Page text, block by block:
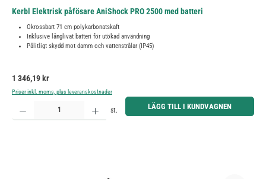
Kerbl Elektrisk påfösare AniShock PRO 2500 med batteri
Okrossbart 71 cm polykarbonatskaft
Inklusive långlivat batteri för utökad användning
Pålitligt skydd mot damm och vattenstrålar (IP45)
Ordinarie pris:
1 346,19 kr
Priser inkl. moms, plus leveranskostnader
Produktkvantitet: Ange önskat belopp eller använd knapparna för att öka eller minska kvantiteten.
st. LÄGG TILL I KUNDVAGNEN